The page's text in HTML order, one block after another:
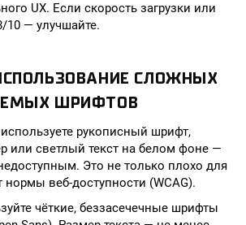
UX. Если скорость загрузки или
10 — улучшайте.
СЛОЖНЫХ
ШРИФТОВ
рукописный шрифт,
или светлый текст на белом фоне —
Это не только плохо для
нормы веб-доступности (WCAG).
чёткие, беззасечечные шрифты